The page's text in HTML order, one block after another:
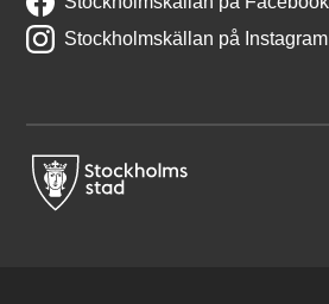
Stockholmskällan på Instagram